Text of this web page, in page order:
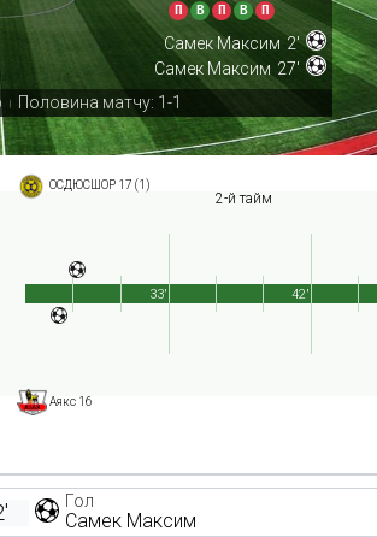
П В П В П
Самек Максим 2'
Самек Максим 27'
| Половина матчу: 1-1
ОСДЮСШОР 17 (1)
2-й тайм
Аякс 16
33' 42'
Гол
Самек Максим